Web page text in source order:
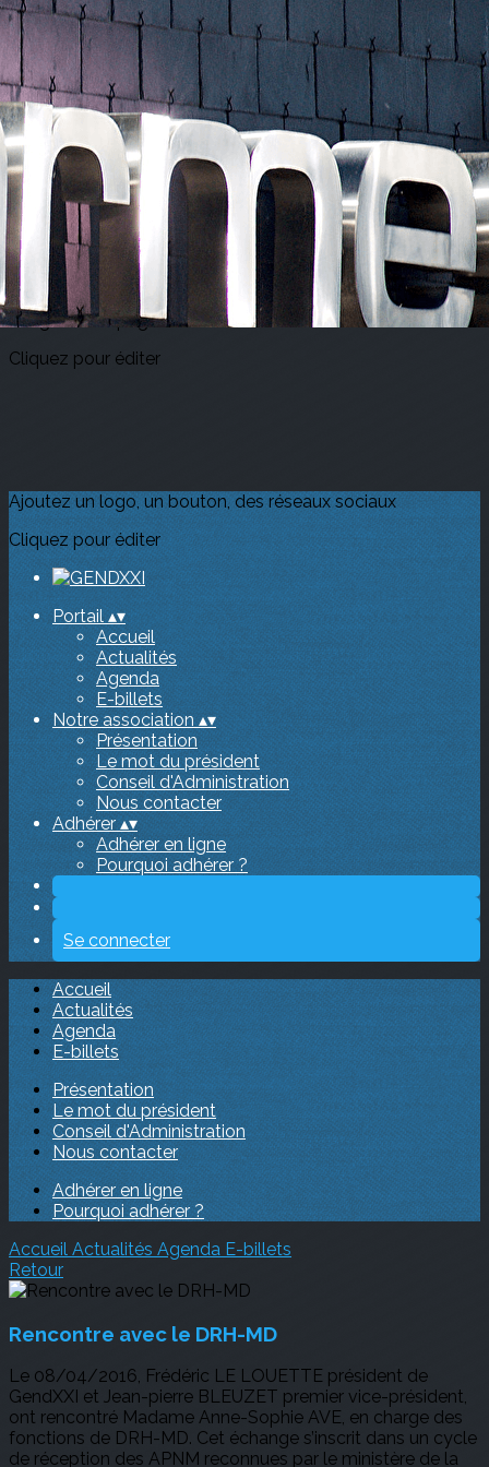
Exporter les lignes sélectionnées
Exporter toutes les colonnes
Exporter uniquement les colonnes affichées
Menu
<
>
Accueil
Actualités
Agenda
E-billets
?>
Images de la page d'accueil
Cliquez pour éditer
Ajoutez un logo, un bouton, des réseaux sociaux
Cliquez pour éditer
Portail▴▾
Accueil
Actualités
Agenda
E-billets
Notre association▴▾
Présentation
Le mot du président
Conseil d'Administration
Nous contacter
Adhérer▴▾
Adhérer en ligne
Pourquoi adhérer ?
Se connecter
Accueil
Actualités
Agenda
E-billets
Présentation
Le mot du président
Conseil d'Administration
Nous contacter
Adhérer en ligne
Pourquoi adhérer ?
Accueil Actualités Agenda E-billets
Retour
Rencontre avec le DRH-MD
Le 08/04/2016, Frédéric LE LOUETTE président de
GendXXI et Jean-pierre BLEUZET premier vice-président,
ont rencontré Madame Anne-Sophie AVE, en charge des
fonctions de DRH-MD. Cet échange s’inscrit dans un cycle
de réception des APNM reconnues par le ministère de la